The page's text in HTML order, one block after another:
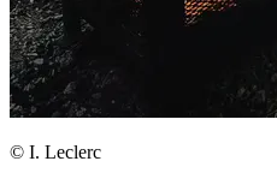
© I. Leclerc